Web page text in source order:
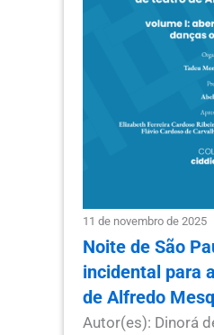
11 de novembro de 2025
Noite de São
incidental para
de Alfredo
Autor(es): Dinorá